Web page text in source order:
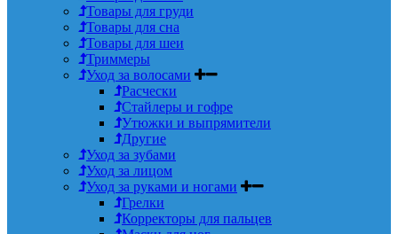
Товары для груди
Товары для сна
Товары для шеи
Триммеры
Уход за волосами
Расчески
Стайлеры и гофре
Утюжки и выпрямители
Другие
Уход за зубами
Уход за лицом
Уход за руками и ногами
Грелки
Корректоры для пальцев